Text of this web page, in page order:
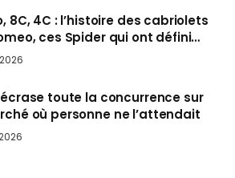
8C, 4C : l’histoire des cabriolets
ces Spider qui ont défini
rouler cheveux au vent
toute la concurrence sur
où personne ne l’attendait